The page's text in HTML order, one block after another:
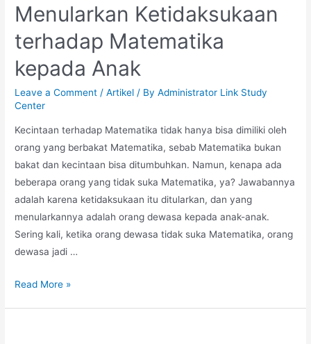
Ini
Menularkan Ketidaksukaan
terhadap Matematika
kepada Anak
Leave a Comment /Artikel / ByAdministrator Link Study
Center
Kecintaan terhadap Matematika tidak hanya bisa dimiliki oleh
orang yang berbakat Matematika, sebab Matematika bukan
bakat dan kecintaan bisa ditumbuhkan. Namun, kenapa ada
beberapa orang yang tidak suka Matematika, ya? Jawabannya
adalah karena ketidaksukaan itu ditularkan, dan yang
menularkannya adalah orang dewasa kepada anak-anak.
Sering kali, ketika orang dewasa tidak suka Matematika, orang
dewasa jadi …
Yuk,
Read More »